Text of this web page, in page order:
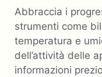
Abbraccia i
strumenti come
temperatura e
dell’attività delle
informazioni